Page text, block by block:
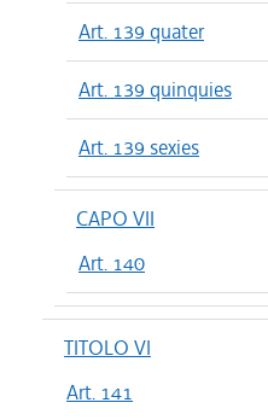
Art. 139 quater
Art. 139 quinquies
Art. 139 sexies
CAPO VII
Art. 140
TITOLO VI
Art. 141